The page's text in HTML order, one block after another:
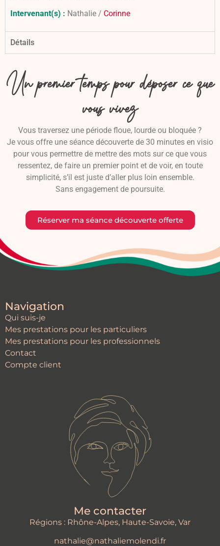
Intervenant(s) : Nathalie / Corinne
Détails
Un premier temps pour déposer ce que
vous vivez
Vous traversez une période floue, lourde ou bloquée ?
Je vous offre une séance découverte de 30 minutes en visio
pour vous permettre de mettre des mots sur ce que vous
ressentez, de faire un premier point et de voir, en toute
simplicité, s’il est juste d’aller plus loin ensemble.
Sans engagement de poursuite.
Réserver ma séance découverte offerte
Navigation
Qui suis-je
Mes prestations pour les particuliers
Mes prestations pour les professionnels
Contact
Compte client
Me contacter
Régions : Rhône-Alpes, Haute-Savoie, Var
nathalie@nathaliemolendi.fr